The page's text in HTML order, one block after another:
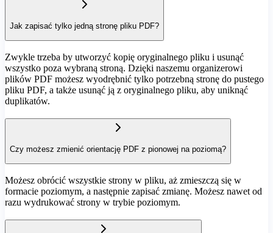
Jak zapisać tylko jedną stronę pliku PDF?
Zwykle trzeba by utworzyć kopię oryginalnego pliku i usunąć
wszystko poza wybraną stroną. Dzięki naszemu organizerowi
plików PDF możesz wyodrębnić tylko potrzebną stronę do pustego
pliku PDF, a także usunąć ją z oryginalnego pliku, aby uniknąć
duplikatów.
Czy możesz zmienić orientację PDF z pionowej na poziomą?
Możesz obrócić wszystkie strony w pliku, aż zmieszczą się w
formacie poziomym, a następnie zapisać zmianę. Możesz nawet od
razu wydrukować strony w trybie poziomym.